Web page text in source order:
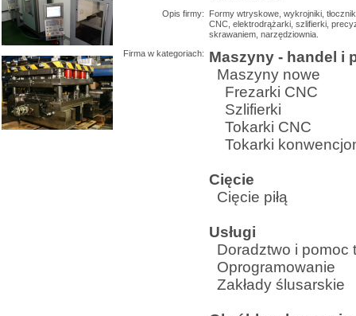
Opis firmy:
Formy wtryskowe, wykrojniki,
CNC, elektrodrążarki, szlifierki,
skrawaniem, narzędziownia.
Firma w kategoriach:
Maszyny - handel i
Maszyny nowe
Frezarki CNC
Szlifierki
Tokarki CNC
Tokarki
Cięcie
Cięcie piłą
Usługi
Doradztwo i pomoc
Oprogramowanie
Zakłady ślusarskie